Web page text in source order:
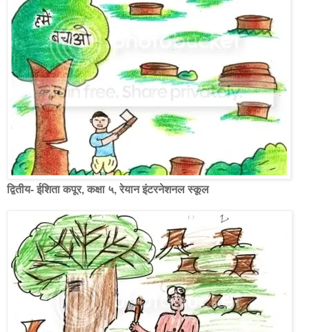
द्वितीय- ईशिता कपूर, कक्षा ५, रेयान इंटरनेशनल स्कूल